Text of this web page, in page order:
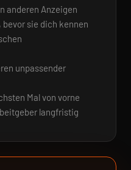
anderen Anzeigen
sie dich kennen
unpassender
Mal von vorne
langfristig